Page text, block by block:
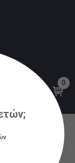
0
BBW 120ml